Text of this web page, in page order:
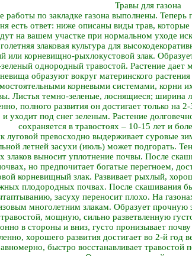
Травы для газона
работы по закладке газона выполнены.
есть ответ: ниже описаны виды трав,
на вашем участке при нормальном уходе
злаковая культура для
или корневищно-рыхлокустовой злак.
однородный травостой. Растение дает
образуют вокруг материнского растения
корневыми системами, корни
Листья темно-зеленые, лоснящиеся; ширина
полного развития он достигает только на
уходит под снег зеленым. Растение
сохраняется в травостоях – 10-15 лет и
луговой превосходно выдерживает суровые
летней засухи (июль) может подгорать.
выносит уплотнение почвы. После
но предпочитает богатые перегноем,
корневищный злак. Развивает рыхлый,
плодородных почвах. После скашивания
засуху переносит плохо. На
многолетним злакам. Образует
мощную, сильно разветвленную
в стороны и вниз, густо пронизывает
хорошего развития достигает во 2-й год
быстро восстанавливает